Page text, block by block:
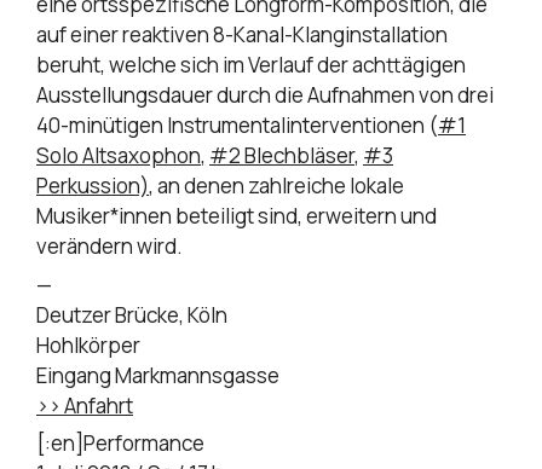
auf einer reaktiven 8-Kanal-Klanginstallation
beruht, welche sich im Verlauf der achttägigen
Ausstellungsdauer durch die Aufnahmen von drei
40-minütigen Instrumentalinterventionen (#1
Solo Altsaxophon, #2 Blechbläser, #3
Perkussion), an denen zahlreiche lokale
Musiker*innen beteiligt sind, erweitern und
verändern wird.
—
Deutzer Brücke, Köln
Hohlkörper
Eingang Markmannsgasse
>> Anfahrt
[:en]Performance